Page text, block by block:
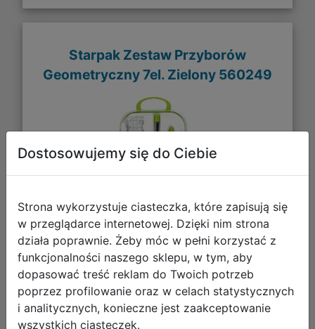
Starpak Zestaw Przyborów
Geometryczny 7el. Zielony 560249
17,56 zł
DO KOSZYKA
Dostosowujemy się do Ciebie
Strona wykorzystuje ciasteczka, które zapisują się
w przeglądarce internetowej. Dzięki nim strona
działa poprawnie. Żeby móc w pełni korzystać z
funkcjonalności naszego sklepu, w tym, aby
dopasować treść reklam do Twoich potrzeb
poprzez profilowanie oraz w celach statystycznych
i analitycznych, konieczne jest zaakceptowanie
wszystkich ciasteczek.